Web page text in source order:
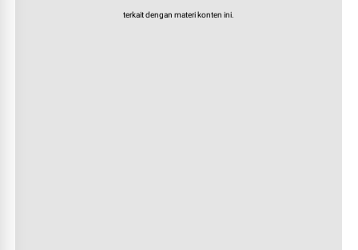
terkait dengan materi konten ini.